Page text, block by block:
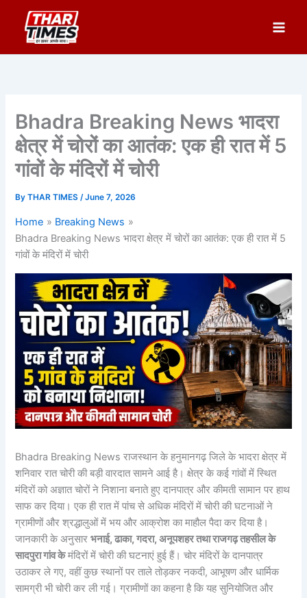
content
Bhadra Breaking News भादरा
क्षेत्र में चोरों का आतंक: एक ही रात में 5
गांवों के मंदिरों में चोरी
ByTHAR TIMES/June 7, 2026
Home
Breaking News
Bhadra Breaking News भादरा क्षेत्र में चोरों का आतंक: एक ही रात में 5
गांवों के मंदिरों में चोरी
Bhadra Breaking News राजस्थान के हनुमानगढ़ जिले के भादरा क्षेत्र में
शनिवार रात चोरी की बड़ी वारदात सामने आई है। क्षेत्र के कई गांवों में स्थित
मंदिरों को अज्ञात चोरों ने निशाना बनाते हुए दानपात्र और कीमती सामान पर हाथ
साफ कर दिया। एक ही रात में पांच से अधिक मंदिरों में चोरी की घटनाओं ने
ग्रामीणों और श्रद्धालुओं में भय और आक्रोश का माहौल पैदा कर दिया है।
जानकारी के अनुसारभनाई, ढाका, गदरा, अनूपशहर तथा राजगढ़ तहसील के
सादपुरा गांव केमंदिरों में चोरी की घटनाएं हुई हैं। चोर मंदिरों के दानपात्र
उठाकर ले गए, वहीं कुछ स्थानों पर ताले तोड़कर नकदी, आभूषण और धार्मिक
सामग्री भी चोरी कर ली गई। ग्रामीणों का कहना है कि यह सुनियोजित और